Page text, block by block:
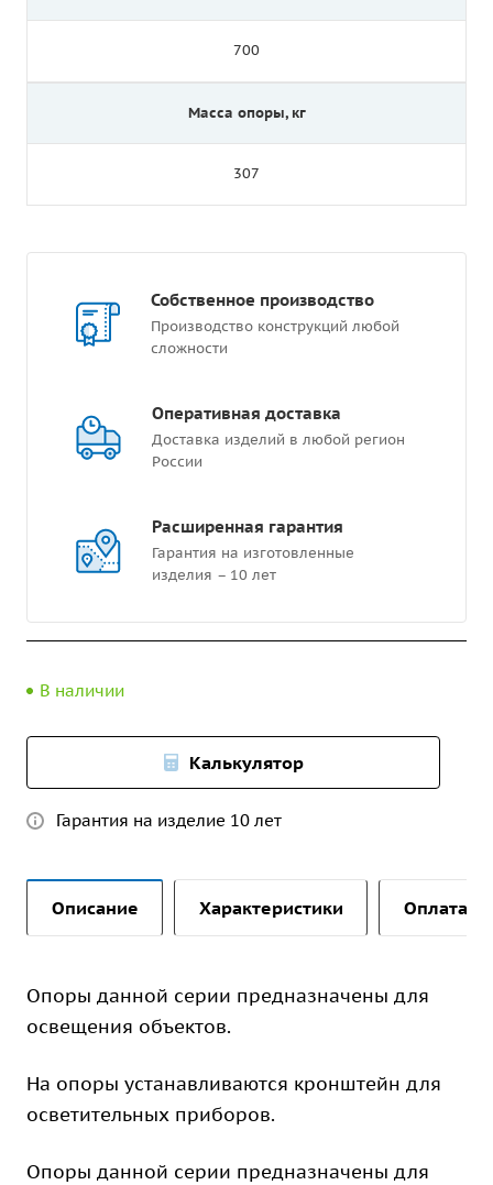
700
Масса опоры, кг
307
Собственное производство
Производство конструкций любой
сложности
Оперативная доставка
Доставка изделий в любой регион
России
Расширенная гарантия
Гарантия на изготовленные
изделия – 10 лет
В наличии
Калькулятор
Гарантия на изделие 10 лет
Описание Характеристики Оплата и
Опоры данной серии предназначены для
освещения объектов.
На опоры устанавливаются кронштейн для
осветительных приборов.
Опоры данной серии предназначены для